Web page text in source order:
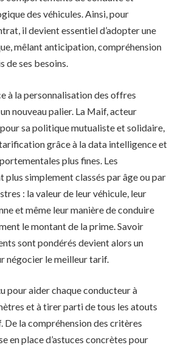
des véhicules. Ainsi, pour
il devient essentiel d’adopter une
mêlant anticipation, compréhension
de ses besoins.
à la personnalisation des offres
nouveau palier. La Maif, acteur
sa politique mutualiste et solidaire,
grâce à la data intelligence et
plus fines. Les
plus simplement classés par âge ou par
: la valeur de leur véhicule, leur
et même leur manière de conduire
le montant de la prime. Savoir
sont pondérés devient alors un
négocier le meilleur tarif.
pour aider chaque conducteur à
et à tirer parti de tous les atouts
De la compréhension des critères
en place d’astuces concrètes pour